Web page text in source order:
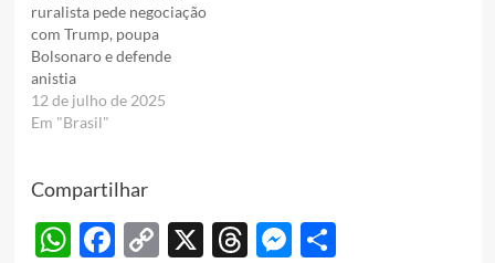
ruralista pede negociação
com Trump, poupa
Bolsonaro e defende
anistia
12 de julho de 2025
Em "Brasil"
Compartilhar
WhatsApp
Facebook
Copy
X Threads
Messenger
Share